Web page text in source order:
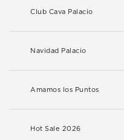
Club Cava Palacio
Navidad Palacio
Amamos los Puntos
Hot Sale 2026